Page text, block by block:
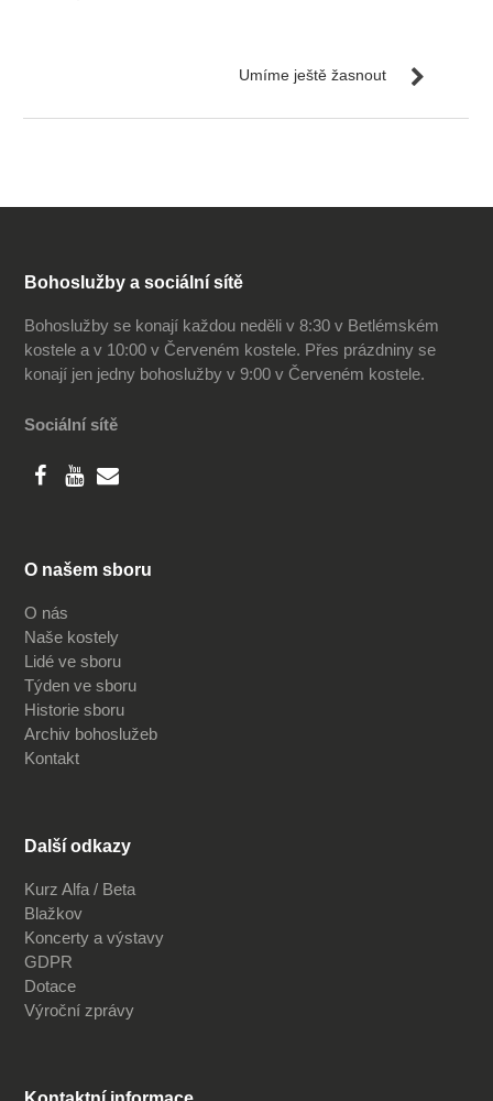
Umíme ještě žasnout
Bohoslužby a sociální sítě
Bohoslužby se konají každou neděli v 8:30 v Betlémském
kostele a v 10:00 v Červeném kostele. Přes prázdniny se
konají jen jedny bohoslužby v 9:00 v Červeném kostele.
Sociální sítě
O našem sboru
O nás
Naše kostely
Lidé ve sboru
Týden ve sboru
Historie sboru
Archiv bohoslužeb
Kontakt
Další odkazy
Kurz Alfa / Beta
Blažkov
Koncerty a výstavy
GDPR
Dotace
Výroční zprávy